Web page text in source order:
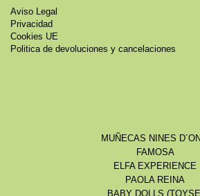
Aviso Legal
Privacidad
Cookies UE
Politica de devoluciones y cancelaciones
MUÑECAS NINES
FAMOSA
ELFA EXPERIENCE
PAOLA REINA
BABY DOLLS